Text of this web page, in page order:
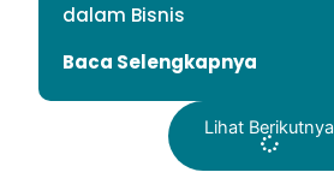
dalam Bisnis
Baca Selengkapnya
Lihat Berikutnya